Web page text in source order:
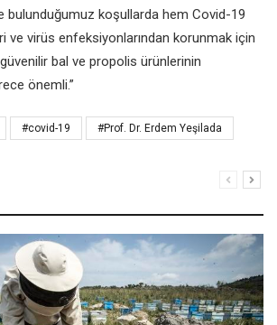
bulunduğumuz koşullarda hem Covid-19
ve virüs enfeksiyonlarından korunmak için
bal ve propolis ürünlerinin
önemli.”
#covid-19 #Prof. Dr. Erdem Yeşilada